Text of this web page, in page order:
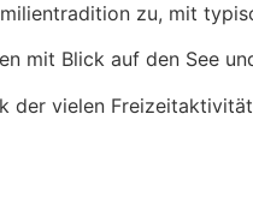
zu, mit
mit Blick auf den See
der vielen